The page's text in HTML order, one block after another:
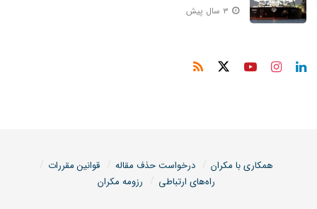
همکاری با مکران درخواست حذف مقاله
قوانین مقررات
راه‌های ارتباطی
رزومه مکران